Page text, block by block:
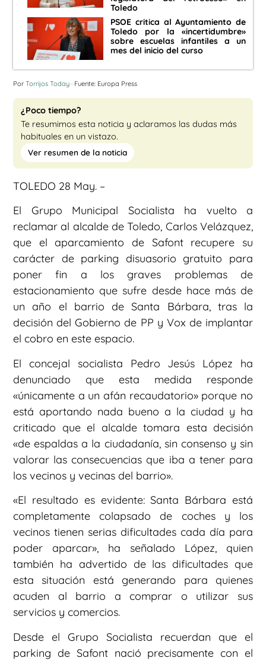
Toledo
PSOE critica al Ayuntamiento de
Toledo por la «incertidumbre»
sobre escuelas infantiles a un
mes del inicio del curso
Por Torrijos Today · Fuente: Europa Press
¿Poco tiempo?
Te resumimos esta noticia y aclaramos las dudas más
habituales en un vistazo.
Ver resumen de la noticia
TOLEDO 28 May. –
El Grupo Municipal Socialista ha vuelto a
reclamar al alcalde de Toledo, Carlos Velázquez,
que el aparcamiento de Safont recupere su
carácter de parking disuasorio gratuito para
poner fin a los graves problemas de
estacionamiento que sufre desde hace más de
un año el barrio de Santa Bárbara, tras la
decisión del Gobierno de PP y Vox de implantar
el cobro en este espacio.
El concejal socialista Pedro Jesús López ha
denunciado que esta medida responde
«únicamente a un afán recaudatorio» porque no
está aportando nada bueno a la ciudad y ha
criticado que el alcalde tomara esta decisión
«de espaldas a la ciudadanía, sin consenso y sin
valorar las consecuencias que iba a tener para
los vecinos y vecinas del barrio».
«El resultado es evidente: Santa Bárbara está
completamente colapsado de coches y los
vecinos tienen serias dificultades cada día para
poder aparcar», ha señalado López, quien
también ha advertido de las dificultades que
esta situación está generando para quienes
acuden al barrio a comprar o utilizar sus
servicios y comercios.
Desde el Grupo Socialista recuerdan que el
parking de Safont nació precisamente con el